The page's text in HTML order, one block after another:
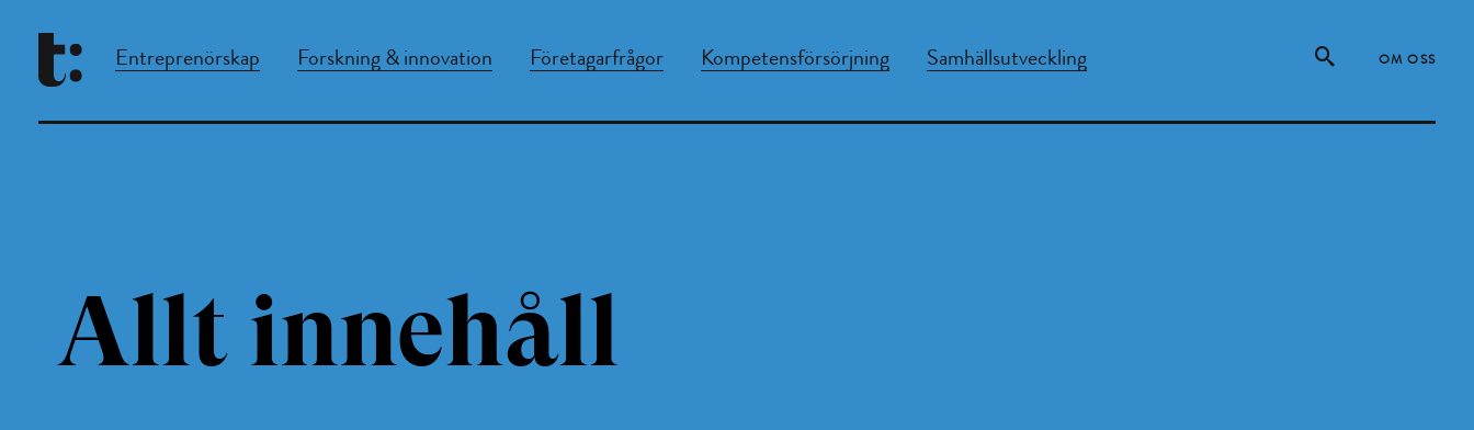
Entreprenörskap Forskning & innovation Företagarfrågor Kompetensförsörjning Samhällsutveckling OM OSS
Allt innehåll